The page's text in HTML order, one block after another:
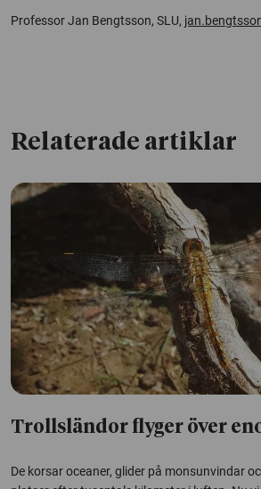
Professor Jan Bengtsson, SLU,
Relaterade artiklar
Trollsländor flyger över
De korsar oceaner, glider på monsunvindar